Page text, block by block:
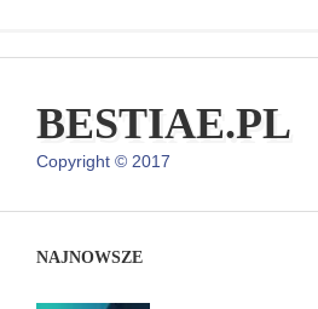
BESTIAE.PL
Copyright © 2017
NAJNOWSZE